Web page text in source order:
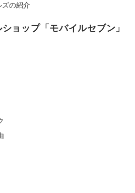
の紹介
ョップ「モバイルセブン」